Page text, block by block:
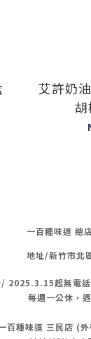
艾許奶
一百種味道 總
地址/新竹市北
/ 2025.3.15起無電
每週一公休，
百種味道 三民店 (